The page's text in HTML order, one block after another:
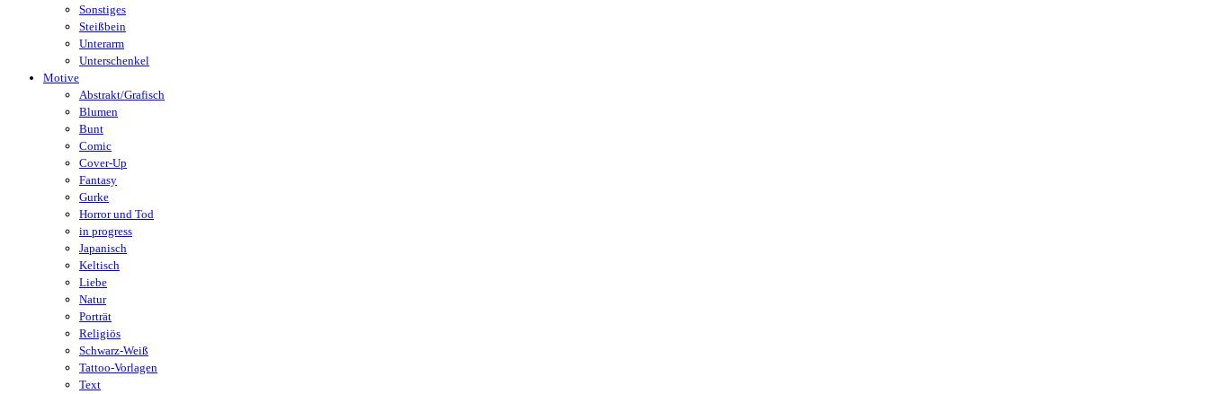
Sonstiges
Steißbein
Unterarm
Unterschenkel
Motive
Abstrakt/Grafisch
Blumen
Bunt
Comic
Cover-Up
Fantasy
Gurke
Horror und Tod
in progress
Japanisch
Keltisch
Liebe
Natur
Porträt
Religiös
Schwarz-Weiß
Tattoo-Vorlagen
Text